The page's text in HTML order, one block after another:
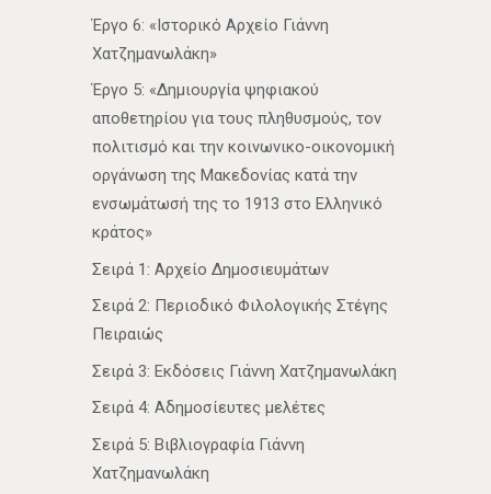
Έργο 6: «Ιστορικό Αρχείο Γιάννη
Χατζημανωλάκη»
Έργο 5: «Δημιουργία ψηφιακού
αποθετηρίου για τους πληθυσμούς, τον
πολιτισμό και την κοινωνικο-οικονομική
οργάνωση της Μακεδονίας κατά την
ενσωμάτωσή της το 1913 στο Ελληνικό
κράτος»
Σειρά 1: Αρχείο Δημοσιευμάτων
Σειρά 2: Περιοδικό Φιλολογικής Στέγης
Πειραιώς
Σειρά 3: Εκδόσεις Γιάννη Χατζημανωλάκη
Σειρά 4: Αδημοσίευτες μελέτες
Σειρά 5: Βιβλιογραφία Γιάννη
Χατζημανωλάκη